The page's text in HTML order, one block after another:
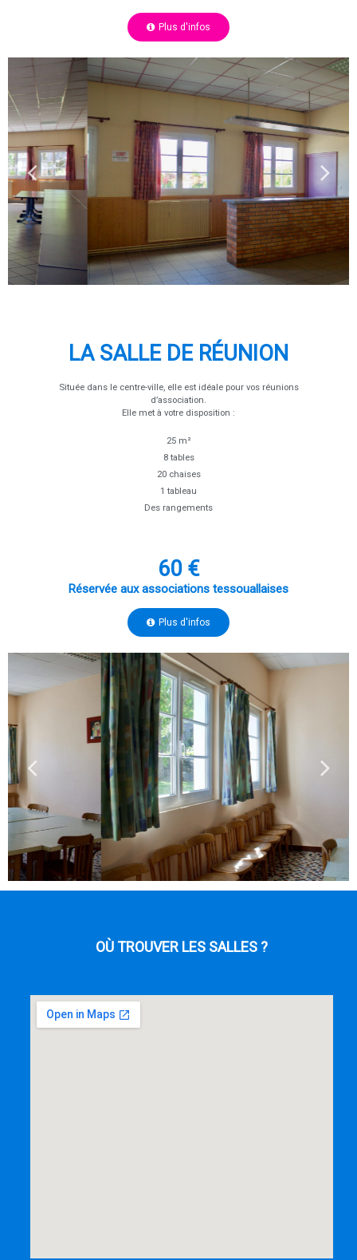
Plus d'infos
LA SALLE DE RÉUNION
Située dans le centre-ville, elle est idéale pour vos réunions
d’association.
Elle met à votre disposition :
25 m²
8 tables
20 chaises
1 tableau
Des rangements
60 €
Réservée aux associations tessouallaises
Plus d'infos
OÙ TROUVER LES SALLES ?